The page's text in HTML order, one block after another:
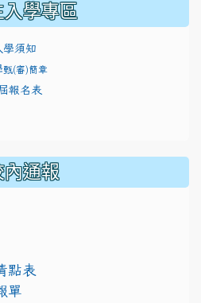
入學專區
學須知
甄(審)簡章
報名表
內通報
點表
單